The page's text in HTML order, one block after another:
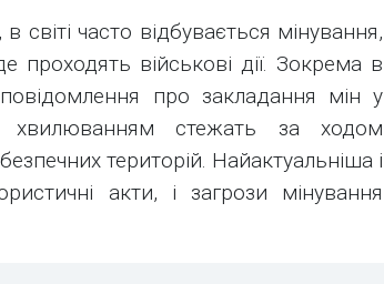
часто відбувається мінування,
проходять військові дії. Зокрема в
про закладання мін у
стежать за ходом
територій. Найактуальніша і
акти, і загрози мінування